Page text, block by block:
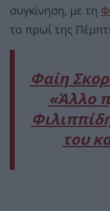
συγκίνηση, με τη
το πρωί της
Φαίη
«Άλλο
του